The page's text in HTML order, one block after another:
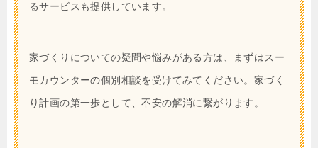
るサービスも提供しています。
家づくりについての疑問や悩みがある方は、まずはスー
モカウンターの個別相談を受けてみてください。家づく
り計画の第一歩として、不安の解消に繋がります。